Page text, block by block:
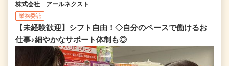
株式会社 アールネクスト
業務委託
【未経験歓迎】シフト自由！◇自分のペースで働けるお
仕事♪細やかなサポート体制も◎